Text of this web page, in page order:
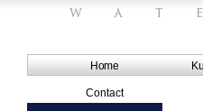
Home
Contact